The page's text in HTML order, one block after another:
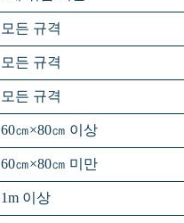
모든 규격
모든 규격
모든 규격
60㎝×80㎝ 이상
60㎝×80㎝ 미만
1m 이상